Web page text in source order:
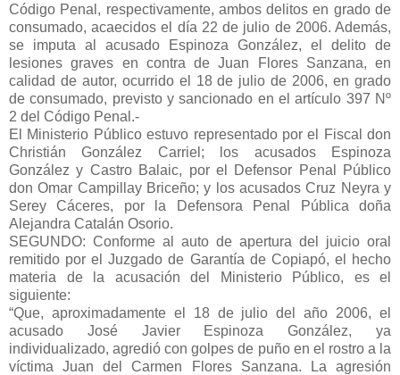
Código Penal, respectivamente, ambos delitos en grado de
consumado, acaecidos el día 22 de julio de 2006. Además,
se imputa al acusado Espinoza González, el delito de
lesiones graves en contra de Juan Flores Sanzana, en
calidad de autor, ocurrido el 18 de julio de 2006, en grado
de consumado, previsto y sancionado en el artículo 397 Nº
2 del Código Penal.-
El Ministerio Público estuvo representado por el Fiscal don
Christián González Carriel; los acusados Espinoza
González y Castro Balaic, por el Defensor Penal Público
don Omar Campillay Briceño; y los acusados Cruz Neyra y
Serey Cáceres, por la Defensora Penal Pública doña
Alejandra Catalán Osorio.
SEGUNDO: Conforme al auto de apertura del juicio oral
remitido por el Juzgado de Garantía de Copiapó, el hecho
materia de la acusación del Ministerio Público, es el
siguiente:
“Que, aproximadamente el 18 de julio del año 2006, el
acusado José Javier Espinoza González, ya
individualizado, agredió con golpes de puño en el rostro a la
víctima Juan del Carmen Flores Sanzana. La agresión